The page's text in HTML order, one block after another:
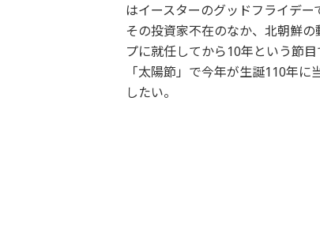
はイースターのグッドフライデー
その投資家不在のなか、北朝鮮
プに就任してから10年という節
「太陽節」で今年が生誕110年
したい。